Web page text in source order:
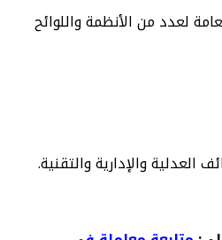
لعدد من الأنظمة واللوائح
والإدارية والتقنية.